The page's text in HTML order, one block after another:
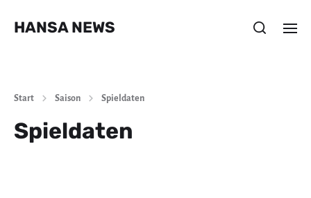
HANSA NEWS
Start Saison Spieldaten
Spieldaten